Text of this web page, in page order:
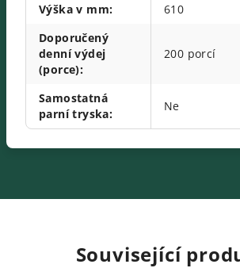
Výška v mm:
610
Doporučený
denní výdej
(porce):
200 porcí
Samostatná
parní tryska:
Ne
Související